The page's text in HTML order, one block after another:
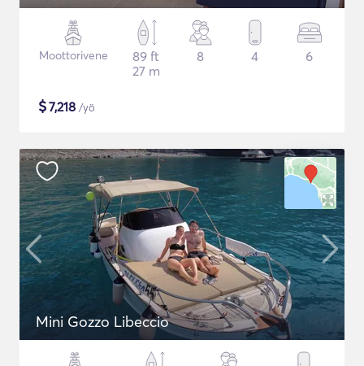
Moottorivene
89 ft
27 m
8 4 6
$7,218 /yö
Mini Gozzo Libeccio